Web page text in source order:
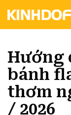
Hướng
bánh
thơm
/ 2026